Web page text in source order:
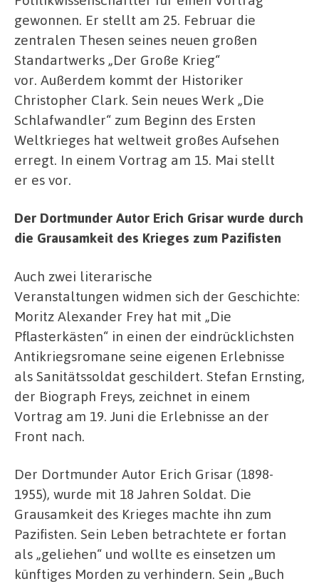
gewonnen. Er stellt am 25. Februar die
zentralen Thesen seines neuen großen
Standartwerks „Der Große Krieg“
vor. Außerdem kommt der Historiker
Christopher Clark. Sein neues Werk „Die
Schlafwandler“ zum Beginn des Ersten
Weltkrieges hat weltweit großes Aufsehen
erregt. In einem Vortrag am 15. Mai stellt
er es vor.
Der Dortmunder Autor Erich Grisar wurde durch
die Grausamkeit des Krieges zum Pazifisten
Auch zwei literarische
Veranstaltungen widmen sich der Geschichte:
Moritz Alexander Frey hat mit „Die
Pflasterkästen“ in einen der eindrücklichsten
Antikriegsromane seine eigenen Erlebnisse
als Sanitätssoldat geschildert. Stefan Ernsting,
der Biograph Freys, zeichnet in einem
Vortrag am 19. Juni die Erlebnisse an der
Front nach.
Der Dortmunder Autor Erich Grisar (1898-
1955), wurde mit 18 Jahren Soldat. Die
Grausamkeit des Krieges machte ihn zum
Pazifisten. Sein Leben betrachtete er fortan
als „geliehen“ und wollte es einsetzen um
künftiges Morden zu verhindern. Sein „Buch